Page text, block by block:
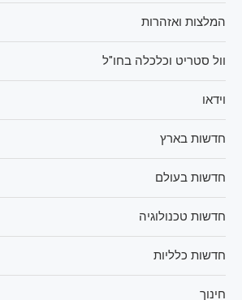
המלצות ואזהרות
וול סטריט וכלכלה בחו"ל
וידאו
חדשות בארץ
חדשות בעולם
חדשות טכנולוגיה
חדשות כלליות
חינוך